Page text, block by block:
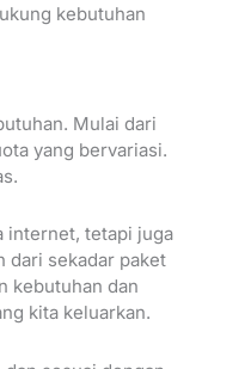
kebutuhan
Mulai dari
yang bervariasi.
internet, tetapi juga
dari sekadar paket
kebutuhan dan
kita keluarkan.